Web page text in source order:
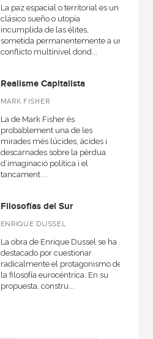
La paz espacial o territorial es un
clásico sueño o utopía
incumplida de las élites,
sometida permanentemente a un
conflicto multinivel dond...
Realisme Capitalista
MARK FISHER
La de Mark Fisher és
probablement una de les
mirades més lúcides, àcides i
descarnades sobre la pèrdua
d’imaginació política i el
tancament ...
Filosofías del Sur
ENRIQUE DUSSEL
La obra de Enrique Dussel se ha
destacado por cuestionar
radicalmente el protagonismo de
la filosofía eurocéntrica. En su
propuesta, constru...